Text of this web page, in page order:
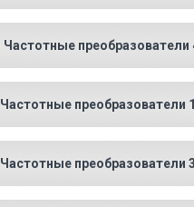
Частотные преобразователи
Частотные преобразователи
Частотные преобразователи